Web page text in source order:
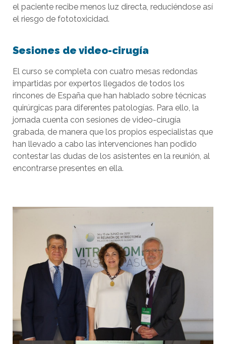
el paciente recibe menos luz directa, reduciéndose así
el riesgo de fototoxicidad.
Sesiones de video-cirugía
El curso se completa con cuatro mesas redondas
impartidas por expertos llegados de todos los
rincones de España que han hablado sobre técnicas
quirúrgicas para diferentes patologías. Para ello, la
jornada cuenta con sesiones de video-cirugía
grabada, de manera que los propios especialistas que
han llevado a cabo las intervenciones han podido
contestar las dudas de los asistentes en la reunión, al
encontrarse presentes en ella.